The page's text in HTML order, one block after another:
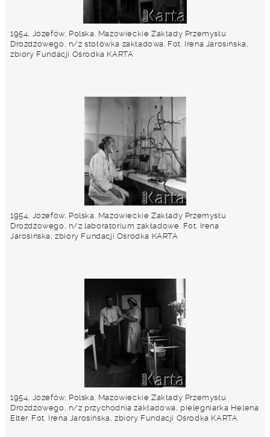
1954, Józefów, Polska. Mazowieckie Zakłady Przemysłu
Drożdżowego, n/z stołówka zakładowa. Fot. Irena Jarosińska,
zbiory Fundacji Ośrodka KARTA
1954, Józefów, Polska. Mazowieckie Zakłady Przemysłu
Drożdżowego, n/z laboratorium zakładowe. Fot. Irena
Jarosińska, zbiory Fundacji Ośrodka KARTA
1954, Józefów, Polska. Mazowieckie Zakłady Przemysłu
Drożdżowego, n/z przychodnia zakładowa, pielęgniarka Helena
Elter. Fot. Irena Jarosińska, zbiory Fundacji Ośrodka KARTA